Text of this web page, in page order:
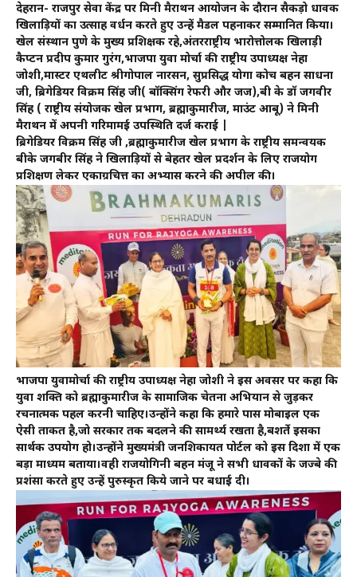
देहरादून- राजपुर सेवा केंद्र पर मिनी मैराथन आयोजन के दौरान सैकड़ो धावक
खिलाड़ियों का उत्साह वर्धन करते हुए उन्हें मैडल पहनाकर सम्मानित किया।
खेल संस्थान पुणे के मुख्य प्रशिक्षक रहे,अंतरराष्ट्रीय भारोत्तोलक खिलाड़ी
कैप्टन प्रदीप कुमार गुरंग,भाजपा युवा मोर्चा की राष्ट्रीय उपाध्यक्ष नेहा
जोशी,मास्टर एथलीट श्रीगोपाल नारसन, सुप्रसिद्ध योगा कोच बहन साधना
जी, ब्रिगेडियर विक्रम सिंह जी( बॉक्सिंग रेफरी और जज),बी के डॉ जगवीर
सिंह ( राष्ट्रीय संयोजक खेल प्रभाग, ब्रह्माकुमारीज, माउंट आबू) ने मिनी
मैराथन में अपनी गरिमामई उपस्थिति दर्ज कराई |
ब्रिगेडियर विक्रम सिंह जी ,ब्रह्माकुमारीज खेल प्रभाग के राष्ट्रीय समन्वयक
बीके जगबीर सिंह ने खिलाड़ियों से बेहतर खेल प्रदर्शन के लिए राजयोग
प्रशिक्षण लेकर एकाग्रचित्त का अभ्यास करने की अपील की।
भाजपा युवामोर्चा की राष्ट्रीय उपाध्यक्ष नेहा जोशी ने इस अवसर पर कहा कि
युवा शक्ति को ब्रह्माकुमारीज के सामाजिक चेतना अभियान से जुड़कर
रचनात्मक पहल करनी चाहिए।उन्होंने कहा कि हमारे पास मोबाइल एक
ऐसी ताकत है,जो सरकार तक बदलने की सामर्थ्य रखता है,बशर्ते इसका
सार्थक उपयोग हो।उन्होंने मुख्यमंत्री जनशिकायत पोर्टल को इस दिशा में एक
बड़ा माध्यम बताया।वही राजयोगिनी बहन मंजू ने सभी धावकों के जज्बे की
प्रशंसा करते हुए उन्हें पुरुस्कृत किये जाने पर बधाई दी।